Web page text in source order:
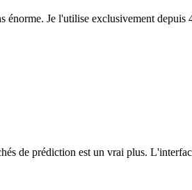
Je l'utilise exclusivement depuis
de prédiction est un vrai plus.